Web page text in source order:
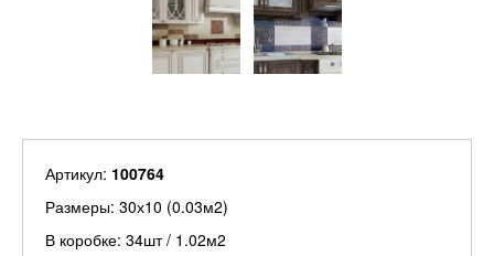
Артикул: 100764
Размеры: 30х10 (0.03м2)
В коробке: 34шт / 1.02м2